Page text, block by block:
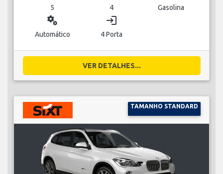
5 4 Gasolina
miscellaneous_services
Automático
login
4 Porta
VER DETALHES...
TAMANHO STANDARD